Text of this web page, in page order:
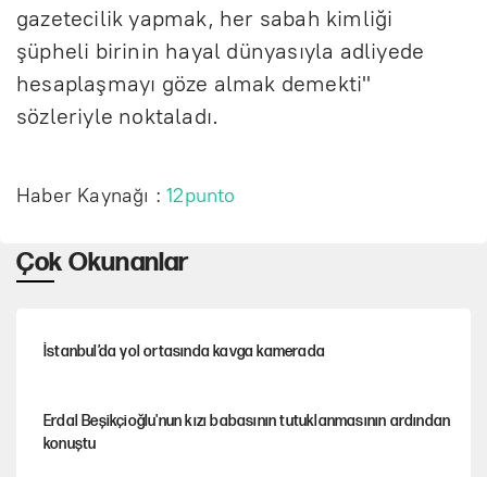
gazetecilik yapmak, her sabah kimliği
şüpheli birinin hayal dünyasıyla adliyede
hesaplaşmayı göze almak demekti"
sözleriyle noktaladı.
Haber Kaynağı :12punto
Çok Okunanlar
İstanbul’da yol ortasında kavga kamerada
Erdal Beşikçioğlu'nun kızı babasının tutuklanmasının ardından
konuştu